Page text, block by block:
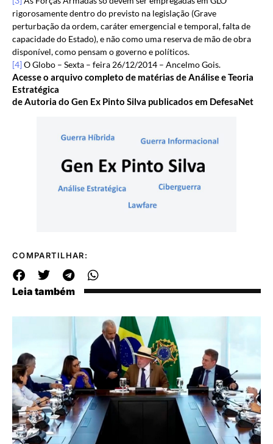
rigorosamente dentro do previsto na legislação (Grave
perturbação da ordem, caráter emergencial e temporal, falta de
capacidade do Estado), e não como uma reserva de mão de obra
disponível, como pensam o governo e políticos.
[4]O Globo – Sexta – feira 26/12/2014 – Ancelmo Gois.
Acesse o arquivo completo de matérias de Análise e Teoria
Estratégica
de Autoria do Gen Ex Pinto Silva publicados em DefesaNet
COMPARTILHAR:
Leia também